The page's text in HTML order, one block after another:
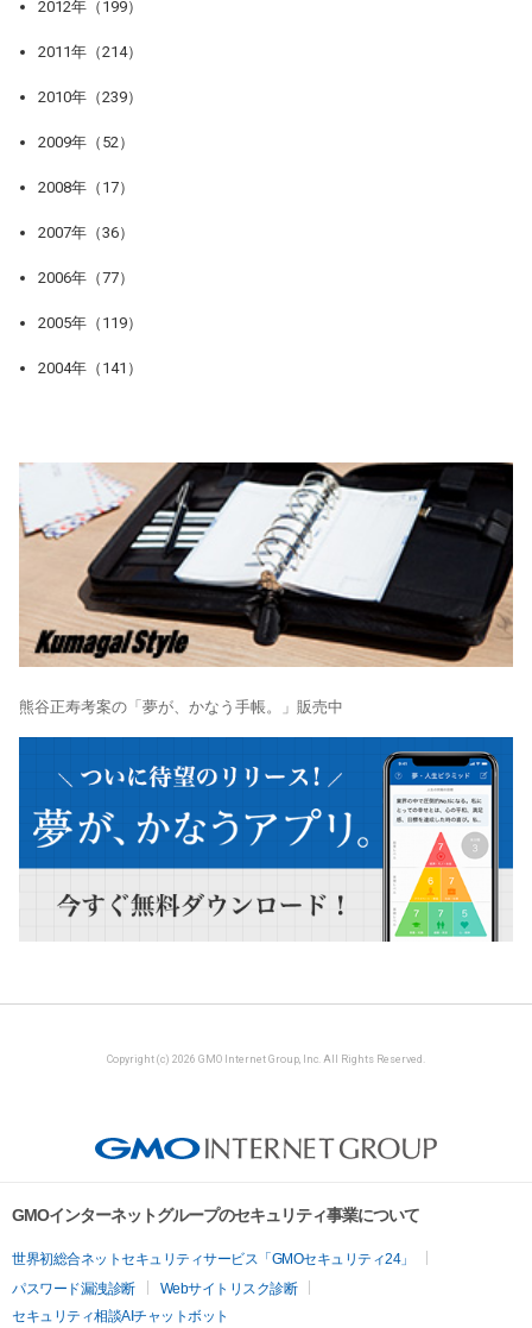
2012年（199）
2011年（214）
2010年（239）
2009年（52）
2008年（17）
2007年（36）
2006年（77）
2005年（119）
2004年（141）
熊谷正寿考案の「夢が、かなう手帳。」販売中
Copyright (c) 2026 GMO Internet Group, Inc. All Rights Reserved.
GMOインターネットグループのセキュリティ事業について
世界初総合ネットセキュリティサービス「GMOセキュリティ24」
パスワード漏洩診断
Webサイトリスク診断
セキュリティ相談AIチャットボット